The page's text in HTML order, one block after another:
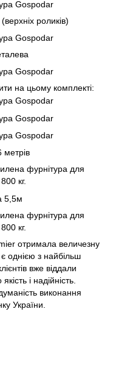
роликів)
на цьому комплекті:
отримала величезну
є однією з найбільш
вже віддали
і надійність.
виконання
України.